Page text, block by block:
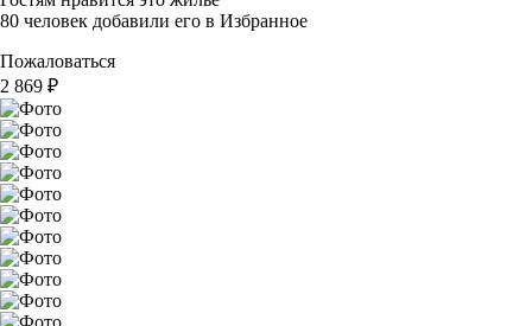
80 человек добавили его в Избранное
Пожаловаться
2 869 ₽